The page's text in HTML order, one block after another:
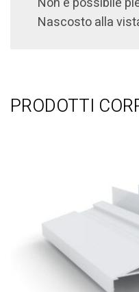
Nascosto alla
PRODOTTI